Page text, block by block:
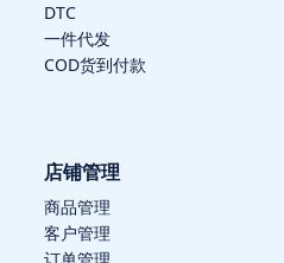
DTC
一件代发
COD货到付款
店铺管理
商品管理
客户管理